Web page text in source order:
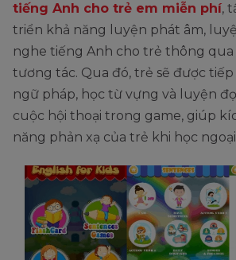
tiếng Anh cho trẻ em miễn phí,
triển khả năng luyện phát âm,
nghe tiếng Anh cho trẻ thông qua
tương tác. Qua đó, trẻ sẽ được tiếp
ngữ pháp, học từ vựng và luyện
cuộc hội thoại trong game, giúp
năng phản xạ của trẻ khi học